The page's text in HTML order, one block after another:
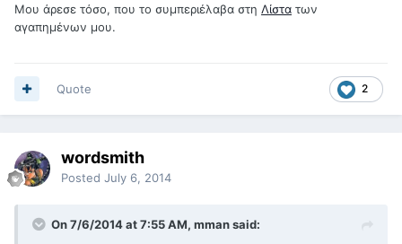
Μου άρεσε τόσο, που το συμπεριέλαβα στη Λίστα των
αγαπημένων μου.
2
Quote
wordsmith
Posted July 6, 2014
On 7/6/2014 at 7:55 AM, mman said: